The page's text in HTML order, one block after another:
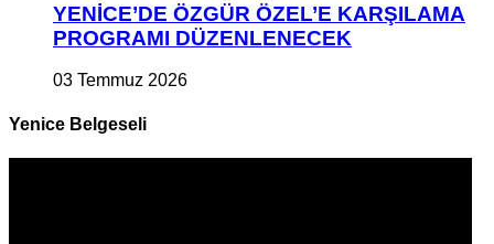
YENİCE’DE ÖZGÜR ÖZEL’E KARŞILAMA
PROGRAMI DÜZENLENECEK
03 Temmuz 2026
Yenice Belgeseli